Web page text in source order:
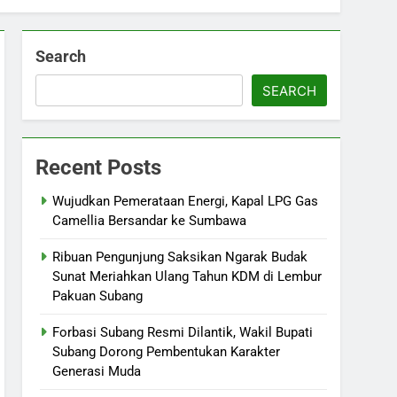
Search
SEARCH
Recent Posts
Wujudkan Pemerataan Energi, Kapal LPG Gas
Camellia Bersandar ke Sumbawa
Ribuan Pengunjung Saksikan Ngarak Budak
Sunat Meriahkan Ulang Tahun KDM di Lembur
Pakuan Subang
‎Forbasi Subang Resmi Dilantik, Wakil Bupati
Subang Dorong Pembentukan Karakter
Generasi Muda